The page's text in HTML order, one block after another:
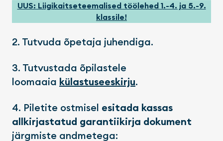
UUS: Liigikaitseteemalised töölehed 1.-4. ja 5.-9.
klassile!
2. Tutvuda õpetaja juhendiga.
3. Tutvustada õpilastele
loomaaia külastuseeskirju.
4. Piletite ostmisel esitada kassas
allkirjastatud garantiikirja dokument
järgmiste andmetega: